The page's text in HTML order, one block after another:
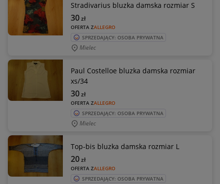
Stradivarius bluzka damska rozmiar S
OFERTA ZALLEGRO
30zł
SPRZEDAJĄCY: OSOBA PRYWATNA
Mielec
Paul Costelloe bluzka damska rozmiar
xs/34
OFERTA ZALLEGRO
30zł
SPRZEDAJĄCY: OSOBA PRYWATNA
Mielec
Top-bis bluzka damska rozmiar L
OFERTA ZALLEGRO
20zł
SPRZEDAJĄCY: OSOBA PRYWATNA